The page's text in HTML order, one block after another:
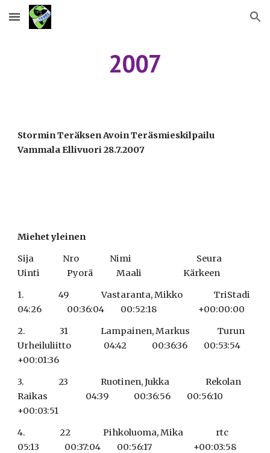
Skip to main content Skip to navigation
2007
Stormin Teräksen Avoin Teräsmieskilpailu
Vammala Ellivuori 28.7.2007
Miehet yleinen
Sija                Nro                 Nimi                                    Seura
Uinti               Pyorä             Maali                       Kärkeen
1.                   49                  Vastaranta, Mikko                 TriStadi
04:26              00:36:04         00:52:18                       +00:00:00
2.                   31                  Lampainen, Markus               Turun
Urheiluliitto                  04:42              00:36:36         00:53:54
+00:01:36
3.                   23                  Ruotinen, Jukka                    Rekolan
Raikas                     04:39              00:36:56         00:56:10
+00:03:51
4.                   22                  Pihkoluoma, Mika                  rtc
05:13              00:37:04         00:56:17                       +00:03:58